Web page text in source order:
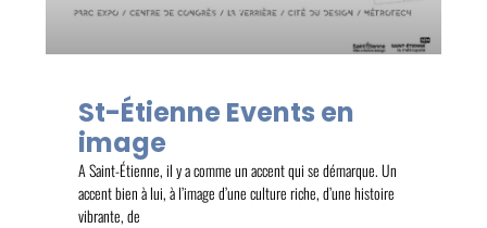
St-Étienne Events en
image
A Saint-Étienne, il y a comme un accent qui se démarque. Un
accent bien à lui, à l’image d’une culture riche, d’une histoire
vibrante, de